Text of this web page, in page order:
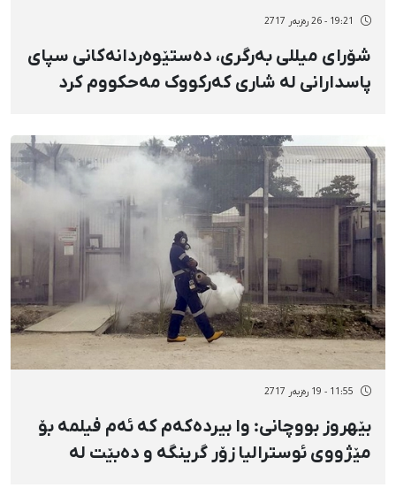
19:21 - 26 رەزبەر 2717
شۆرای میللی بەرگری، دەستێوەردانەکانی سپای
پاسدارانی لە شاری کەرکووک مەحکووم کرد
11:55 - 19 رەزبەر 2717
بێهروز بووچانی: وا بیرده‌که‌م که ئه‌م فیلمه بۆ
مێژووی ئوسترالیا زۆر گرینگه و دەبێت له